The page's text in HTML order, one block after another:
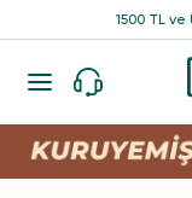
1500 TL